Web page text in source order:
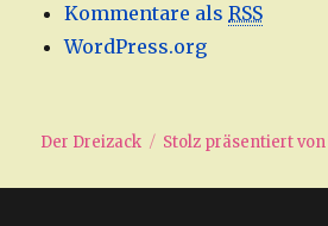
Kommentare alsRSS
WordPress.org
Der Dreizack Stolz präsentiert